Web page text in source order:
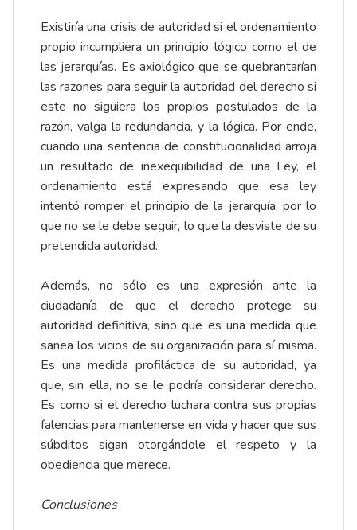
Existiría una crisis de autoridad si el ordenamiento
propio incumpliera un principio lógico como el de
las jerarquías. Es axiológico que se quebrantarían
las razones para seguir la autoridad del derecho si
este no siguiera los propios postulados de la
razón, valga la redundancia, y la lógica. Por ende,
cuando una sentencia de constitucionalidad arroja
un resultado de inexequibilidad de una Ley, el
ordenamiento está expresando que esa ley
intentó romper el principio de la jerarquía, por lo
que no se le debe seguir, lo que la desviste de su
pretendida autoridad.
Además, no sólo es una expresión ante la
ciudadanía de que el derecho protege su
autoridad definitiva, sino que es una medida que
sanea los vicios de su organización para sí misma.
Es una medida profiláctica de su autoridad, ya
que, sin ella, no se le podría considerar derecho.
Es como si el derecho luchara contra sus propias
falencias para mantenerse en vida y hacer que sus
súbditos sigan otorgándole el respeto y la
obediencia que merece.
Conclusiones